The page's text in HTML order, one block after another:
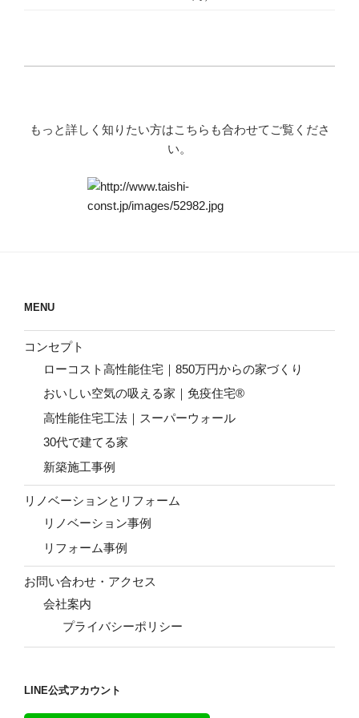
もっと詳しく知りたい方はこちらも合わせてご覧くださ
い。
MENU
コンセプト
ローコスト高性能住宅｜850万円からの家づくり
おいしい空気の吸える家｜免疫住宅®
高性能住宅工法｜スーパーウォール
30代で建てる家
新築施工事例
リノベーションとリフォーム
リノベーション事例
リフォーム事例
お問い合わせ・アクセス
会社案内
プライバシーポリシー
LINE公式アカウント